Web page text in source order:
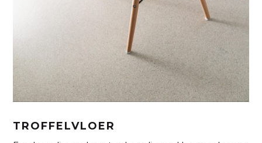
TROFFELVLOER